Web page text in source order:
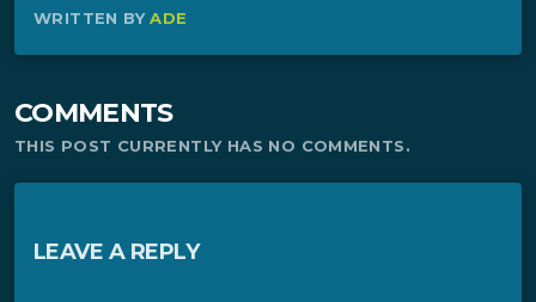
WRITTEN BYADE
COMMENTS
THIS POST CURRENTLY HAS NO COMMENTS.
LEAVE A REPLY